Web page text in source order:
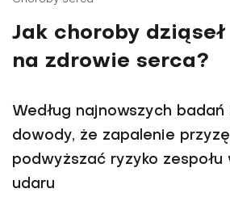
Jak choroby
na zdrowie serca?
Według najnowszych badań
dowody, że zapalenie
podwyższać ryzyko
udaru